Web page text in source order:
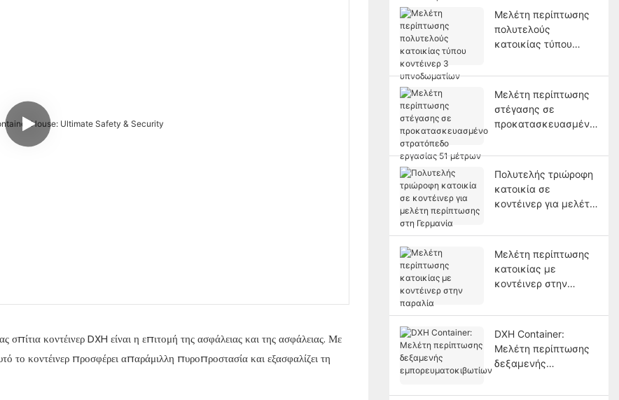
κοντέινερ DXH είναι η επιτομή της ασφάλειας και της ασφάλειας. Με
το κοντέινερ προσφέρει απαράμιλλη πυροπροστασία και εξασφαλίζει τη
Μελέτη περίπτωσης
πολυτελούς
κατοικίας τύπου
υπνοδωματίων
Μελέτη περίπτωσης
στέγασης σε
προκατασκευασμένο
51 μέτρων
Πολυτελής τριώροφη
κατοικία σε
κοντέινερ για μελέτη
Γερμανία
Μελέτη περίπτωσης
κατοικίας με
κοντέινερ στην
DXH Container:
Μελέτη περίπτωσης
δεξαμενής
ν